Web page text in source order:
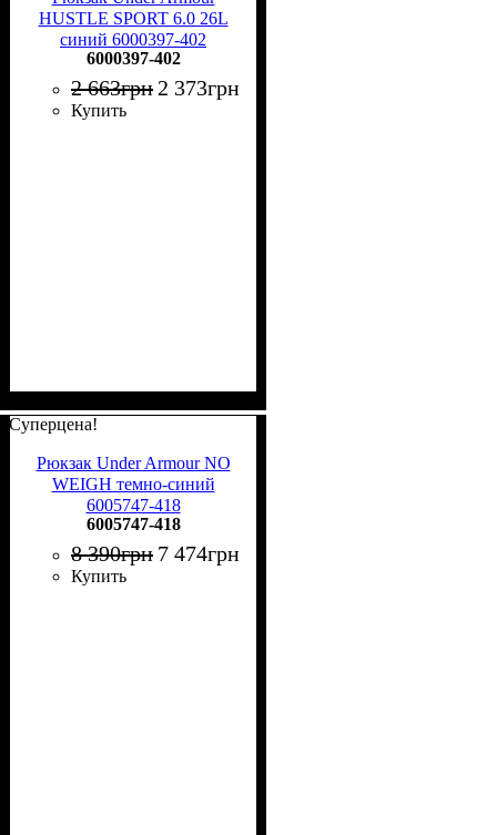
HUSTLE SPORT 6.0 26L
синий 6000397-402
6000397-402
2 663грн 2 373грн
Купить
Суперцена!
Рюкзак Under Armour NO
WEIGH темно-синий
6005747-418
6005747-418
8 390грн 7 474грн
Купить